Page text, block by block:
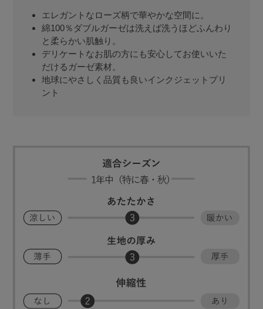
エレガントなローズ柄で華やかな空間に。
綿100％ダブルガーゼは洗えば洗うほどふんわり
と柔らかい肌触り。
デリケートなお肌の方にも安心してお使いいた
だけるガーゼ素材。
地球にやさしく品質も良いインクジェットプリ
ント